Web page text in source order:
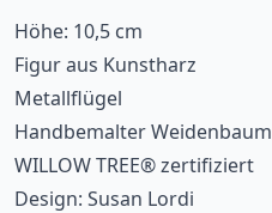
Höhe: 10,5 cm
Figur aus Kunstharz
Metallflügel
Handbemalter Weidenbaum
WILLOW TREE® zertifiziert
Design: Susan Lordi